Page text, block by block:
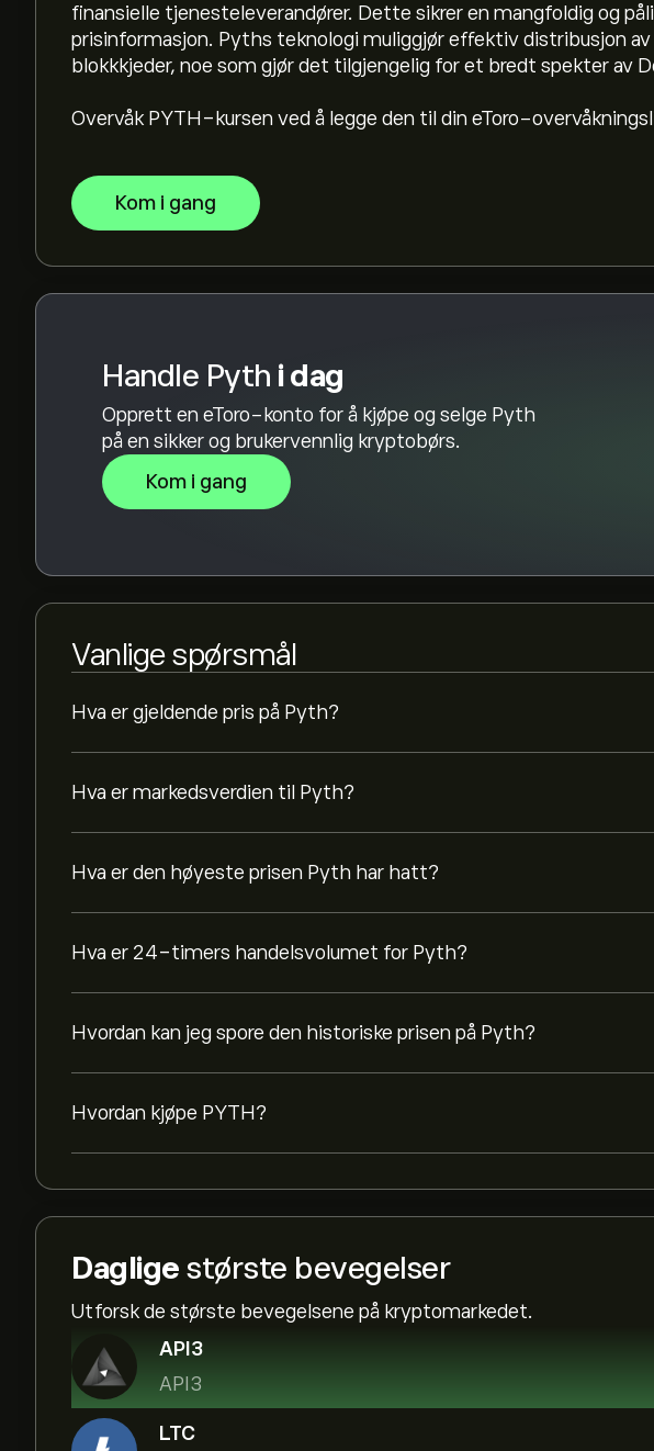
finansielle tjenesteleverandører. Dette sikrer en mangfoldig og
prisinformasjon. Pyths teknologi muliggjør effektiv distribusjon av
blokkkjeder, noe som gjør det tilgjengelig for et bredt spekter av
Overvåk PYTH-kursen ved å legge den til din eToro-
Kom i gang
Handle Pyth i dag
Opprett en eToro-konto for å kjøpe og selge Pyth
på en sikker og brukervennlig kryptobørs.
Kom i gang
Vanlige spørsmål
Hva er gjeldende pris på Pyth?
Hva er markedsverdien til Pyth?
Hva er den høyeste prisen Pyth har hatt?
Den høyeste prisen Pyth har hatt er 2.0000‎$‎
Hva er 24-timers handelsvolumet for Pyth?
Hvordan kan jeg spore den historiske prisen på Pyth?
Velg tidsrammen "1D" eller "1W" på eToro-diagrammet og zoom
prisbevegelsene til Pyth. Prisen på Pyth har variert mellom -
Hvordan kjøpe PYTH?
Daglige største bevegelser
Utforsk de største bevegelsene på kryptomarkedet.
API3
API3
LTC